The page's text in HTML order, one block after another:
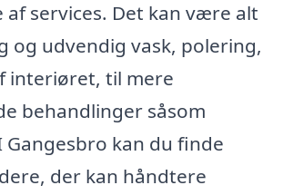
af services. Det kan være alt
og udvendig vask, polering,
interiøret, til mere
behandlinger såsom
kan du finde
der kan håndtere